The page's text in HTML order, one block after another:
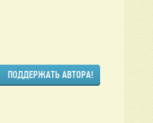
ПОДДЕРЖАТЬ АВТОРА!